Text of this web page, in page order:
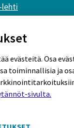
lehti
evästeitä. Osa
toiminnallisia ja
sivulta.